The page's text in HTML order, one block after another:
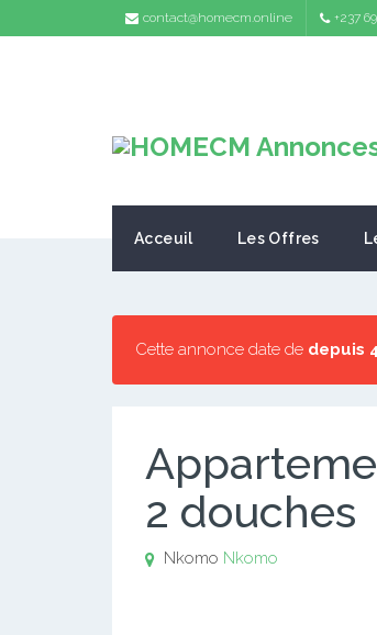
contact@homecm.online +237
Acceuil Les Offres
Cette annonce date de depuis
2 douches
Nkomo Nkomo